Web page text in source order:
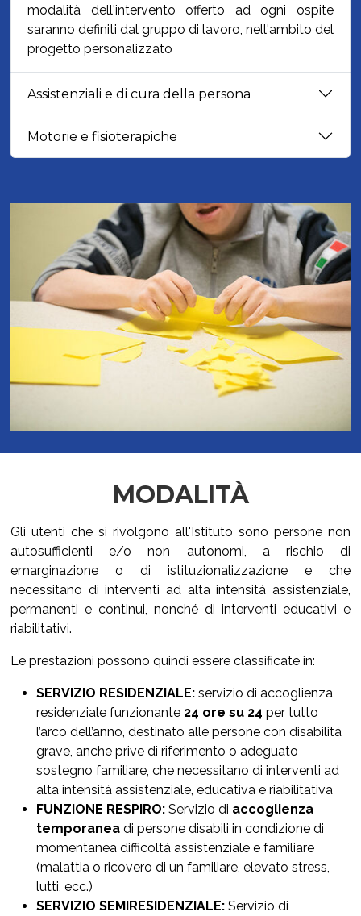
modalità dell'intervento offerto ad ogni ospite
saranno definiti dal gruppo di lavoro, nell'ambito del
progetto personalizzato
Assistenziali e di cura della persona
Motorie e fisioterapiche
MODALITÀ
Gli utenti che si rivolgono all'Istituto sono persone non
autosufficienti e/o non autonomi, a rischio di
emarginazione o di istituzionalizzazione e che
necessitano di interventi ad alta intensità assistenziale,
permanenti e continui, nonché di interventi educativi e
riabilitativi.
Le prestazioni possono quindi essere classificate in:
SERVIZIO RESIDENZIALE: servizio di accoglienza
residenziale funzionante 24 ore su 24 per tutto
l’arco dell’anno, destinato alle persone con disabilità
grave, anche prive di riferimento o adeguato
sostegno familiare, che necessitano di interventi ad
alta intensità assistenziale, educativa e riabilitativa
FUNZIONE RESPIRO: Servizio di accoglienza
temporanea di persone disabili in condizione di
momentanea difficoltà assistenziale e familiare
(malattia o ricovero di un familiare, elevato stress,
lutti, ecc.)
SERVIZIO SEMIRESIDENZIALE: Servizio di